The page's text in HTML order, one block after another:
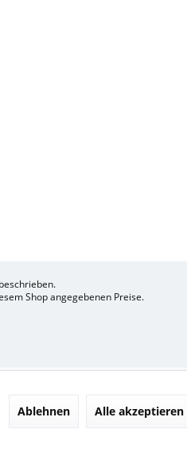
Shop angegebenen Preise.
Ablehnen Alle akzeptieren